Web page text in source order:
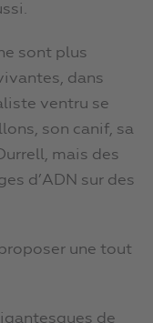
sont plus
dans
ventru se
son canif, sa
mais des
d’ADN sur des
une tout
de